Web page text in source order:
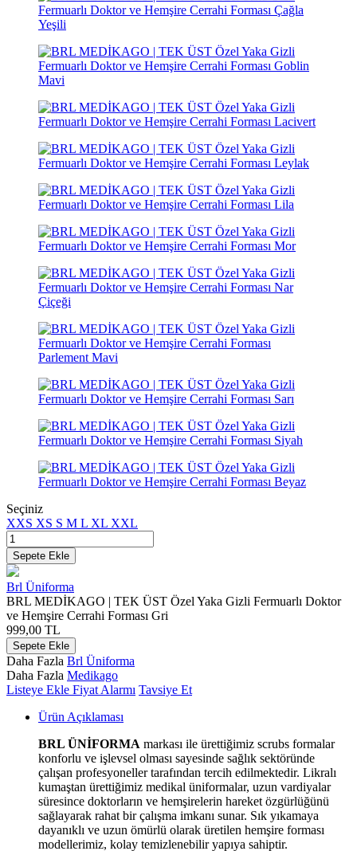
Seçiniz
XXS XS S M L XL XXL
Sepete Ekle
Brl Üniforma
BRL MEDİKAGO | TEK ÜST Özel Yaka Gizli Fermuarlı Doktor
ve Hemşire Cerrahi Forması Gri
999,00 TL
Sepete Ekle
Daha Fazla Brl Üniforma
Daha Fazla Medikago
Listeye Ekle Fiyat Alarmı Tavsiye Et
Ürün Açıklaması
BRL ÜNİFORMA markası ile ürettiğimiz scrubs formalar
konforlu ve işlevsel olması sayesinde sağlık sektöründe
çalışan profesyoneller tarafından tercih edilmektedir. Likralı
kumaştan ürettiğimiz medikal üniformalar, uzun vardiyalar
süresince doktorların ve hemşirelerin hareket özgürlüğünü
sağlayarak rahat bir çalışma imkanı sunar. Sık yıkamaya
dayanıklı ve uzun ömürlü olarak üretilen hemşire forması
modellerimiz, kolay temizlenebilir yapıya sahiptir.